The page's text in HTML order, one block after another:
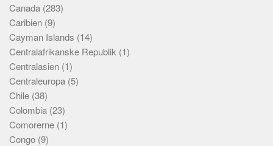
Canada (283)
Caribien (9)
Cayman Islands (14)
Centralafrikanske Republik (1)
Centralasien (1)
Centraleuropa (5)
Chile (38)
Colombia (23)
Comorerne (1)
Congo (9)